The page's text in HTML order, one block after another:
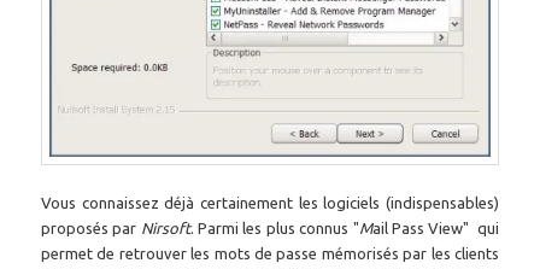
Vous connaissez déjà certainement les logiciels (indispensables)
proposés par Nirsoft. Parmi les plus connus "Mail Pass View" qui
permet de retrouver les mots de passe mémorisés par les clients